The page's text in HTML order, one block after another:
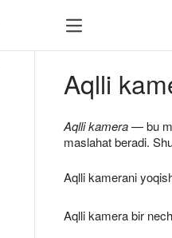
Aqlli
Aqlli kamera— bu
maslahat beradi.
Aqlli kamerani
Aqlli kamera bir